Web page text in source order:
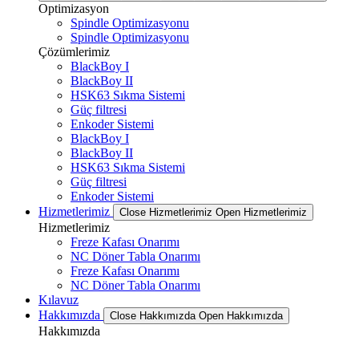
Optimizasyon
Spindle Optimizasyonu
Spindle Optimizasyonu
Çözümlerimiz
BlackBoy I
BlackBoy II
HSK63 Sıkma Sistemi
Güç filtresi
Enkoder Sistemi
BlackBoy I
BlackBoy II
HSK63 Sıkma Sistemi
Güç filtresi
Enkoder Sistemi
Hizmetlerimiz
Close Hizmetlerimiz Open Hizmetlerimiz
Hizmetlerimiz
Freze Kafası Onarımı
NC Döner Tabla Onarımı
Freze Kafası Onarımı
NC Döner Tabla Onarımı
Kılavuz
Hakkımızda
Close Hakkımızda Open Hakkımızda
Hakkımızda